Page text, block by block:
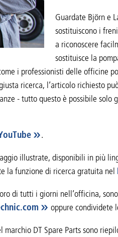
Guardate Björn e
sostituiscono i
a riconoscere
sostituisce la
i professionisti delle officine
ricerca, l’articolo richiesto
- tutto questo è possibile solo
.
illustrate, disponibili in più
la funzione di ricerca gratuita nel
di tutti i giorni nell’officina,
.com oppure condividete
DT Spare Parts sono